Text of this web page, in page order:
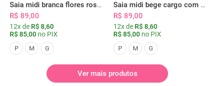
Saia midi branca flores rosas com bolsos
R$ 89,00
12x de R$ 8,60
R$ 85,00 no PIX
P M G
Saia midi bege cargo com bolsos
R$ 89,00
12x de R$ 8,60
R$ 85,00 no PIX
P M G
Ver mais produtos